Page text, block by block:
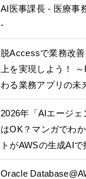
AI医事課長 - 医療事
-
脱Accessで業務改
上を実現しよう！
わる業務アプリの未
2026年「AIエージ
はOK？マンガでわ
トがAWSの生成AIで
Oracle